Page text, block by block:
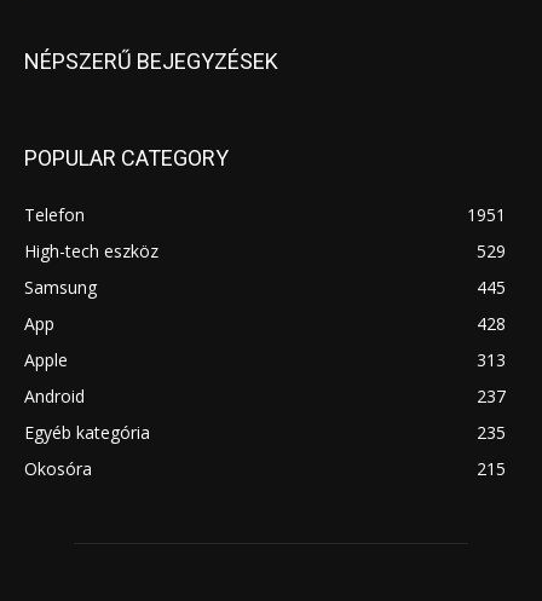
NÉPSZERŰ BEJEGYZÉSEK
POPULAR CATEGORY
Telefon
1951
High-tech eszköz
529
Samsung
445
App
428
Apple
313
Android
237
Egyéb kategória
235
Okosóra
215